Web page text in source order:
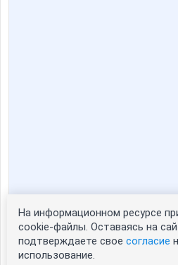
Статистика портрета:
сейчас просматривают портрет - 0
зарегистрированные пользователи
На информационном ресурсе
cookie-файлы. Оставаясь на
подтверждаете свое согласие
использование.